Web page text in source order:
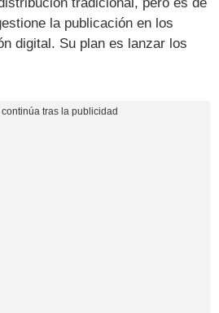
la publicación en los
digital. Su plan es lanzar los